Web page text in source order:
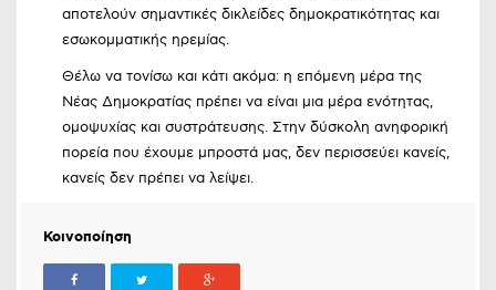
αποτελούν σημαντικές δικλείδες δημοκρατικότητας και
εσωκομματικής ηρεμίας.
Θέλω να τονίσω και κάτι ακόμα: η επόμενη μέρα της
Νέας Δημοκρατίας πρέπει να είναι μια μέρα ενότητας,
ομοψυχίας και συστράτευσης. Στην δύσκολη ανηφορική
πορεία που έχουμε μπροστά μας, δεν περισσεύει κανείς,
κανείς δεν πρέπει να λείψει.
Κοινοποίηση